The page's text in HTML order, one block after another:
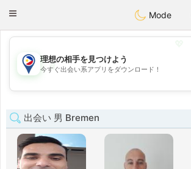
PhilippinesChat
Toggle
Mode
💖
💕
理想の相手を見つけよう
今すぐ出会い系アプリをダウンロード！
出会い 男 Bremen